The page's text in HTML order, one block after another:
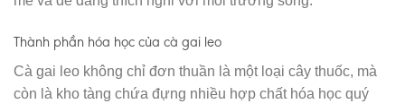
Thành phần hóa học của cà gai leo
Cà gai leo không chỉ đơn thuần là một loại cây thuốc, mà
còn là kho tàng chứa đựng nhiều hợp chất hóa học quý